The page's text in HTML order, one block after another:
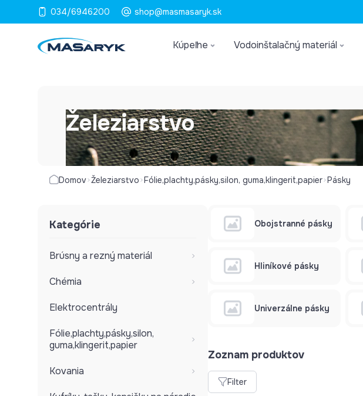
034/6946200 shop@masmasaryk.sk
Kúpeľne Vodoinštalačný materiál
Železiarstvo
Domov Železiarstvo Fólie,plachty,pásky,silon, guma,klingerit,papier Pásky
Kategórie
Brúsny a rezný materiál
Chémia
Elektrocentrály
Fólie,plachty,pásky,silon,
guma,klingerit,papier
Kovania
Obojstranné pásky
Hliníkové pásky
Univerzálne pásky
Zoznam produktov
Filter